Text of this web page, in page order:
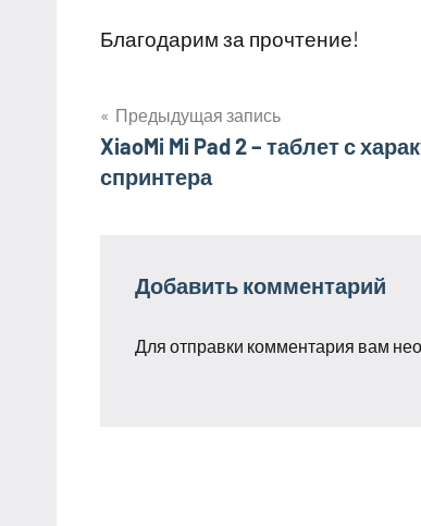
Благодарим за прочтение!
Навигация
по
Предыдущая запись
XiaoMi Mi Pad 2 – таблет с
спринтера
Добавить комментарий
Для отправки комментария вам